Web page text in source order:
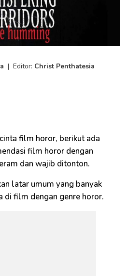
| Editor: Christ Penthatesia
film horor, berikut ada
film horor dengan
dan wajib ditonton.
latar umum yang banyak
di film dengan genre horor.